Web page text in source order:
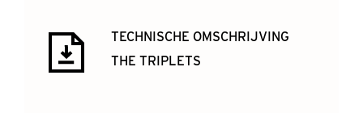
TECHNISCHE OMSCHRIJVING
THE TRIPLETS